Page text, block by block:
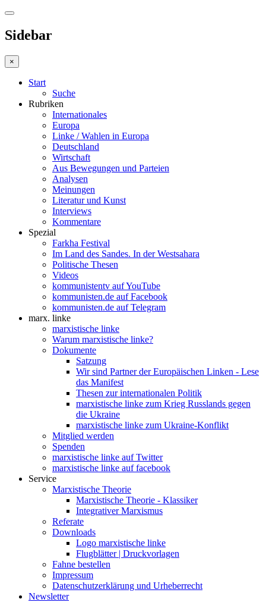
Sidebar
×
Start
Suche
Rubriken
Internationales
Europa
Linke / Wahlen in Europa
Deutschland
Wirtschaft
Aus Bewegungen und Parteien
Analysen
Meinungen
Literatur und Kunst
Interviews
Kommentare
Spezial
Farkha Festival
Im Land des Sandes. In der Westsahara
Politische Thesen
Videos
kommunistentv auf YouTube
kommunisten.de auf Facebook
kommunisten.de auf Telegram
marx. linke
marxistische linke
Warum marxistische linke?
Dokumente
Satzung
Wir sind Partner der Europäischen Linken - Lese
das Manifest
Thesen zur internationalen Politik
marxistische linke zum Krieg Russlands gegen
die Ukraine
marxistische linke zum Ukraine-Konflikt
Mitglied werden
Spenden
marxistische linke auf Twitter
marxistische linke auf facebook
Service
Marxistische Theorie
Marxistische Theorie - Klassiker
Integrativer Marxismus
Referate
Downloads
Logo marxistische linke
Flugblätter | Druckvorlagen
Fahne bestellen
Impressum
Datenschutzerklärung und Urheberrecht
Newsletter